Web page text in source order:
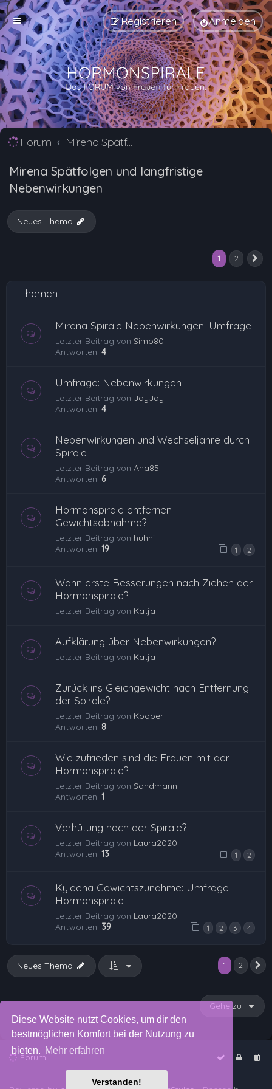
Diese Website nutzt Cookies, um dir den
bestmöglichen Komfort bei der Nutzung zu
bieten. Mehr erfahren
Verstanden!
Anmelden
Registrieren
Forum Mirena Spätfolgen und langfristige Nebenwirkungen
Mirena Spätfolgen und langfristige
Nebenwirkungen
Neues Thema
1 2
Themen
Mirena Spirale Nebenwirkungen: Umfrage
Letzter Beitrag von Simo80
Antworten: 4
Umfrage: Nebenwirkungen
Letzter Beitrag von JayJay
Antworten: 4
Nebenwirkungen und Wechseljahre durch
Spirale
Letzter Beitrag von Ana85
Antworten: 6
Hormonspirale entfernen
Gewichtsabnahme?
Letzter Beitrag von huhni
Antworten: 19 1 2
Wann erste Besserungen nach Ziehen der
Hormonspirale?
Letzter Beitrag von Katja
Aufklärung über Nebenwirkungen?
Letzter Beitrag von Katja
Zurück ins Gleichgewicht nach Entfernung
der Spirale?
Letzter Beitrag von Kooper
Antworten: 8
Wie zufrieden sind die Frauen mit der
Hormonspirale?
Letzter Beitrag von Sandmann
Antworten: 1
Verhütung nach der Spirale?
Letzter Beitrag von Laura2020
Antworten: 13 1 2
Kyleena Gewichtszunahme: Umfrage
Hormonspirale
Letzter Beitrag von Laura2020
Antworten: 39 1 2 3 4
1 2
Neues Thema
Gehe zu
Forum